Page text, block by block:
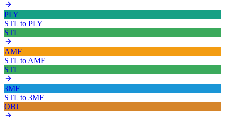
PLY
STL to PLY
STL
AMF
STL to AMF
STL
3MF
STL to 3MF
OBJ